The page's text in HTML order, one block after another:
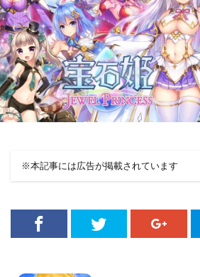
※本記事には広告が掲載されています